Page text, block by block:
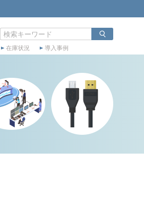
在庫状況 導入事例